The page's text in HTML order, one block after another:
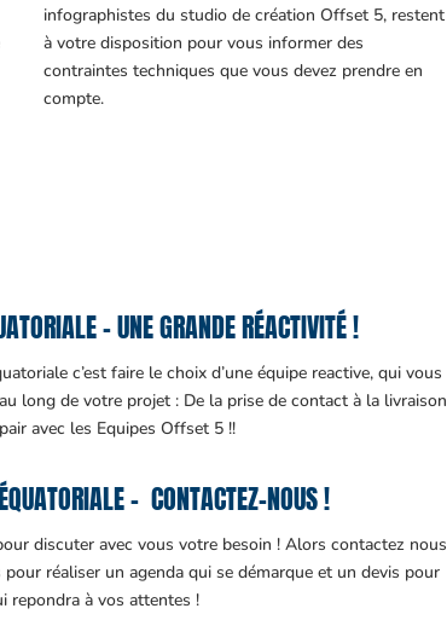
infographistes du studio de création Offset 5, restent
à votre disposition pour vous informer des
contraintes techniques que vous devez prendre en
compte.
– UNE GRANDE RÉACTIVITÉ !
c’est faire le choix d’une équipe reactive, qui vous
long de votre projet : De la prise de contact à la livraison
avec les Equipes Offset 5 !!
– CONTACTEZ-NOUS !
discuter avec vous votre besoin ! Alors contactez nous
réaliser un agenda qui se démarque et un devis pour
repondra à vos attentes !